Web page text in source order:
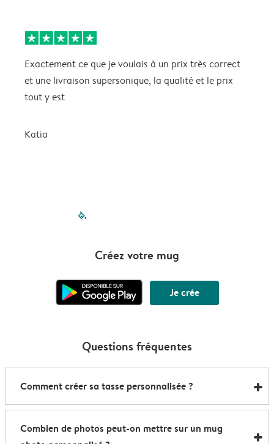
Exactement ce que je voulais à un prix très correct
et une livraison supersonique, la qualité et le prix
tout y est
Katia
filled-pagination
Créez votre mug
Je crée
Questions fréquentes
Comment créer sa tasse personnalisée ?
Voici comment créer votre propre mug en quelques
minutes :
Combien de photos peut-on mettre sur un mug